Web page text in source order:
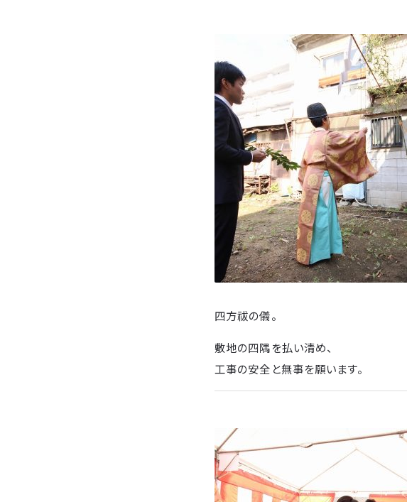
四方祓の儀。
敷地の四隅を払い清め、
工事の安全と無事を願います。